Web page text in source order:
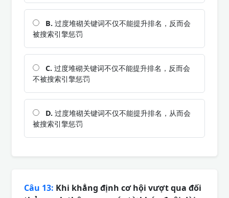
B. 过度堆砌关键词不仅不能提升排名，反而会
被搜索引擎惩罚
C. 过度堆砌关键词不仅不能提升排名，反而会
不被搜索引擎惩罚
D. 过度堆砌关键词不仅不能提升排名，从而会
被搜索引擎惩罚
Câu 13: Khi khẳng định cơ hội vượt qua đối